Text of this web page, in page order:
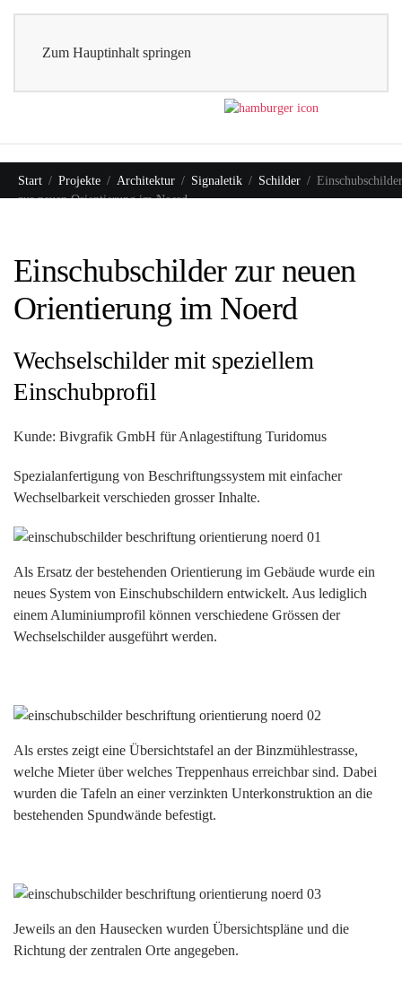
Zum Hauptinhalt springen
Start Projekte Architektur Signaletik Schilder
Einschubschilder
zur neuen Orientierung im Noerd
Einschubschilder zur neuen
Orientierung im Noerd
Wechselschilder mit speziellem
Einschubprofil
Kunde: Bivgrafik GmbH für Anlagestiftung Turidomus
Spezialanfertigung von Beschriftungssystem mit einfacher
Wechselbarkeit verschieden grosser Inhalte.
Als Ersatz der bestehenden Orientierung im Gebäude wurde ein
neues System von Einschubschildern entwickelt. Aus lediglich
einem Aluminiumprofil können verschiedene Grössen der
Wechselschilder ausgeführt werden.
Als erstes zeigt eine Übersichtstafel an der Binzmühlestrasse,
welche Mieter über welches Treppenhaus erreichbar sind. Dabei
wurden die Tafeln an einer verzinkten Unterkonstruktion an die
bestehenden Spundwände befestigt.
Jeweils an den Hausecken wurden Übersichtspläne und die
Richtung der zentralen Orte angegeben.